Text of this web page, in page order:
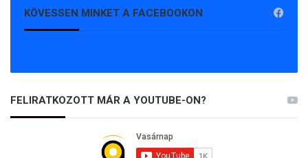
KÖVESSEN MINKET A FACEBOOKON
FELIRATKOZOTT MÁR A YOUTUBE-ON?